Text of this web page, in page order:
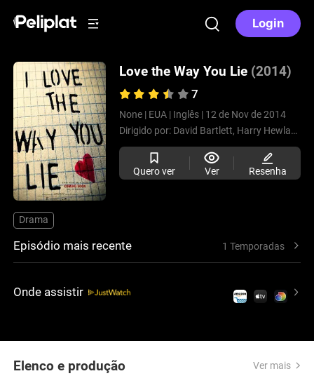
Login
Love the Way You Lie (2014)
7
None | EUA | Inglês | 12 de Nov de 2014
Dirigido por: David Bartlett, Harry Hewland,
Quero ver Ver Resenha
Drama
Episódio mais recente 1 Temporadas
Onde assistir
Elenco e produção Ver mais